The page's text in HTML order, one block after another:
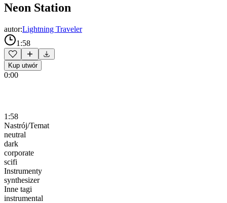
Neon Station
autor:Lightning Traveler
1:58
Kup utwór
0:00
1:58
Nastrój/Temat
neutral
dark
corporate
scifi
Instrumenty
synthesizer
Inne tagi
instrumental